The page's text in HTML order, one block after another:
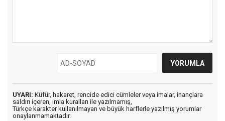
UYARI: Küfür, hakaret, rencide edici cümleler veya imalar, inançlara
saldırı içeren, imla kuralları ile yazılmamış,
Türkçe karakter kullanılmayan ve büyük harflerle yazılmış yorumlar
onaylanmamaktadır.